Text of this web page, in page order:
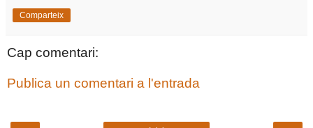
Comparteix
Cap comentari:
Publica un comentari a l'entrada